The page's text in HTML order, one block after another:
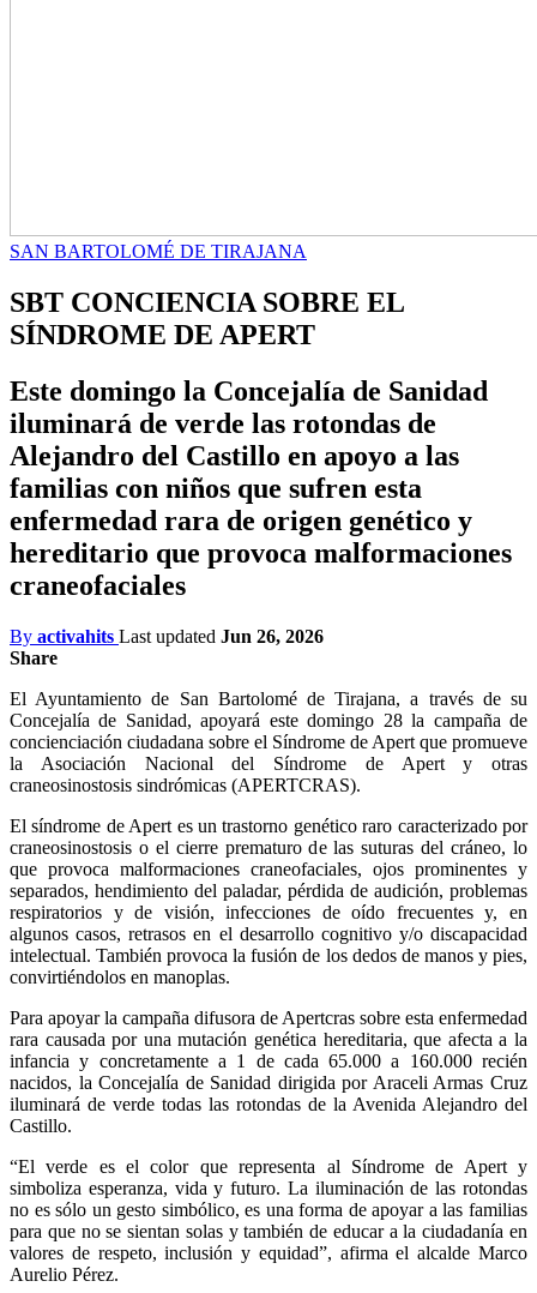
SAN BARTOLOMÉ DE TIRAJANA
SBT CONCIENCIA SOBRE EL
SÍNDROME DE APERT
Este domingo la Concejalía de Sanidad
iluminará de verde las rotondas de
Alejandro del Castillo en apoyo a las
familias con niños que sufren esta
enfermedad rara de origen genético y
hereditario que provoca malformaciones
craneofaciales
By activahits Last updated Jun 26, 2026
Share
El Ayuntamiento de San Bartolomé de Tirajana, a través de su
Concejalía de Sanidad, apoyará este domingo 28 la campaña de
concienciación ciudadana sobre el Síndrome de Apert que promueve
la Asociación Nacional del Síndrome de Apert y otras
craneosinostosis sindrómicas (APERTCRAS).
El síndrome de Apert es untrastorno genético raro caracterizado por
craneosinostosis o el cierre prematuro de las suturas del cráneo, lo
que provoca malformaciones craneofaciales, ojos prominentes y
separados, hendimiento del paladar, pérdida de audición, problemas
respiratorios y de visión, infecciones de oído frecuentes y, en
algunos casos, retrasos en el desarrollo cognitivo y/o discapacidad
intelectual. También provoca la fusión de los dedos de manos y pies,
convirtiéndolos en manoplas.
Para apoyar la campaña difusora de Apertcras sobre esta enfermedad
rara causada por una mutación genética hereditaria, que afecta a la
infancia y concretamente a 1 de cada 65.000 a 160.000 recién
nacidos, la Concejalía de Sanidad dirigida por Araceli Armas Cruz
iluminará de verde todas las rotondas de la Avenida Alejandro del
Castillo.
“El verde es el color que representa al Síndrome de Apert y
simboliza esperanza, vida y futuro. La iluminación de las rotondas
no es sólo un gesto simbólico, es una forma de apoyar a las familias
para que no se sientan solas y también de educar a la ciudadanía en
valores de respeto, inclusión y equidad”, afirma el alcalde Marco
Aurelio Pérez.